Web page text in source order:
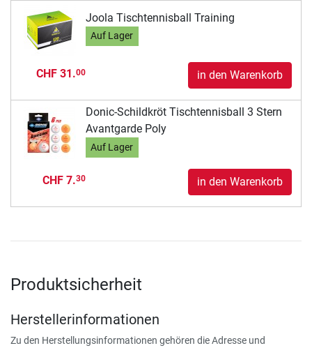
Joola Tischtennisball Training
Auf Lager
CHF 31.00 in den Warenkorb
Donic-Schildkröt Tischtennisball 3 Stern
Avantgarde Poly
Auf Lager
CHF 7.30 in den Warenkorb
Produktsicherheit
Herstellerinformationen
Zu den Herstellungsinformationen gehören die Adresse und